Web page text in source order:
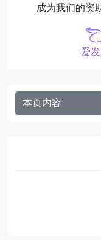
成为我们的资
爱
本页内容